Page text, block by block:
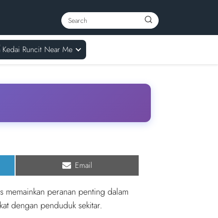
Kedai Runcit Near Me
Share
Email
peranan penting dalam
dengan penduduk sekitar.